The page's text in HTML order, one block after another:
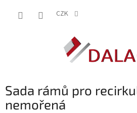
CZK
Sada rámů pro
nemořená